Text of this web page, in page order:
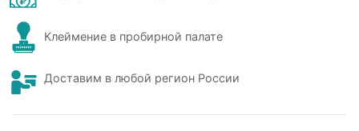
Клеймение в пробирной палате
Доставим в любой регион России